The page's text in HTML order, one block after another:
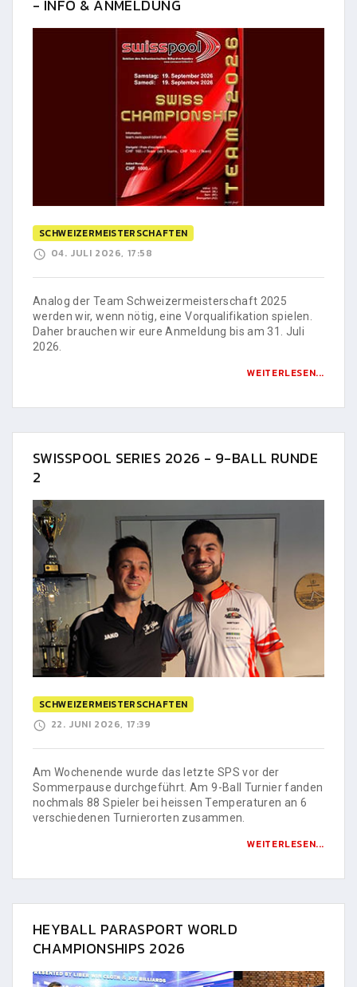
- INFO & ANMELDUNG
SCHWEIZERMEISTERSCHAFTEN
04. JULI 2026, 17:58
Analog der Team Schweizermeisterschaft 2025
werden wir, wenn nötig, eine Vorqualifikation spielen.
Daher brauchen wir eure Anmeldung bis am 31. Juli
2026.
WEITERLESEN...
SWISSPOOL SERIES 2026 - 9-BALL RUNDE
2
SCHWEIZERMEISTERSCHAFTEN
22. JUNI 2026, 17:39
Am Wochenende wurde das letzte SPS vor der
Sommerpause durchgeführt. Am 9-Ball Turnier fanden
nochmals 88 Spieler bei heissen Temperaturen an 6
verschiedenen Turnierorten zusammen.
WEITERLESEN...
HEYBALL PARASPORT WORLD
CHAMPIONSHIPS 2026